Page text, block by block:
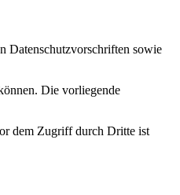
Datenschutzvorschriften sowie
Die vorliegende
dem Zugriff durch Dritte ist